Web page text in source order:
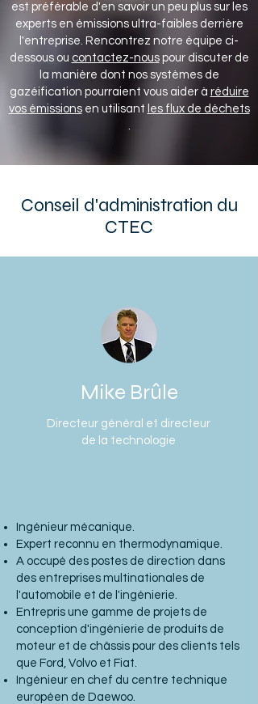
est préférable d'en savoir un peu plus sur les
experts en émissions ultra-faibles derrière
l'entreprise. Rencontrez notre équipe ci-
dessous ou contactez-nouspour discuter de
la manière dont nos systèmes de
gazéification pourraient vous aider à réduire
vos émissionsen utilisant les flux de déchets
.
Conseil d'administration du
CTEC
Mike Brûle
Directeur général et directeur
de la technologie
Ingénieur mécanique.
Expert reconnu en thermodynamique.
A occupé des postes de direction dans
des entreprises multinationales de
l'automobile et de l'ingénierie.
Entrepris une gamme de projets de
conception d'ingénierie de produits de
moteur et de châssis pour des clients tels
que Ford, Volvo et Fiat.
Ingénieur en chef du centre technique
européen de Daewoo.